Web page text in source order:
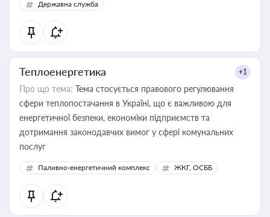
Державна служба
Теплоенергетика +1
Про що тема: Тема стосується правового регулювання
сфери теплопостачання в Україні, що є важливою для
енергетичної безпеки, економіки підприємств та
дотримання законодавчих вимог у сфері комунальних
послуг
Паливно-енергетичний комплекс ЖКГ, ОСББ